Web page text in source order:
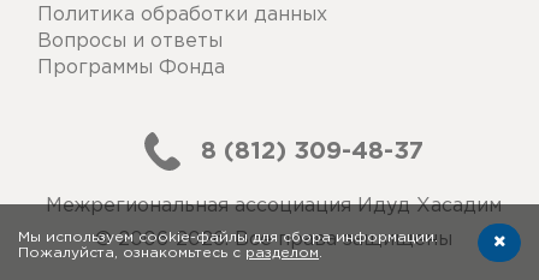
Политика обработки данных
Вопросы и ответы
Программы Фонда
Межрегиональная ассоциация Идуд Хасадим
© 2006-2026. Все права защищены
8 (812) 309-48-37
Мы используем cookie-файлы для сбора информации.
Пожалуйста, ознакомьтесь с разделом